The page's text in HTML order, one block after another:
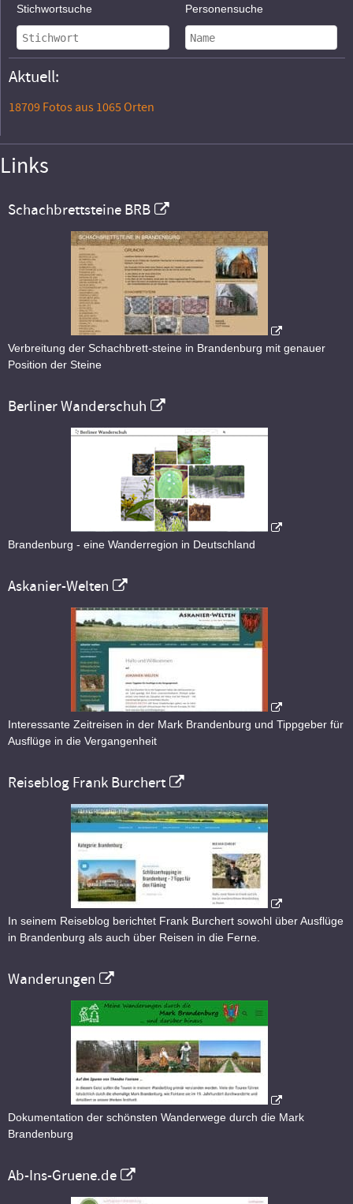
Stichwortsuche Personensuche
Aktuell:
18709 Fotos aus 1065 Orten
Links
Schachbrettsteine BRB
Verbreitung der Schachbrett-steine in Brandenburg mit genauer
Position der Steine
Berliner Wanderschuh
Brandenburg - eine Wanderregion in Deutschland
Askanier-Welten
Interessante Zeitreisen in der Mark Brandenburg und Tippgeber für
Ausflüge in die Vergangenheit
Reiseblog Frank Burchert
In seinem Reiseblog berichtet Frank Burchert sowohl über Ausflüge
in Brandenburg als auch über Reisen in die Ferne.
Wanderungen
Dokumentation der schönsten Wanderwege durch die Mark
Brandenburg
Ab-Ins-Gruene.de